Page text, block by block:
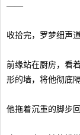
——
收拾完，罗梦细声
前缘站在厨房，看
形的墙，将他彻底
他拖着沉重的脚步